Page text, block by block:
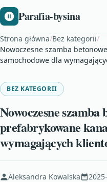
Parafia-bysina
Strona główna/Bez kategorii/
Nowoczesne szamba
samochodowe dla
BEZ KATEGORII
Nowoczesne szamba
prefabrykowane
wymagających
Aleksandra Kowalska